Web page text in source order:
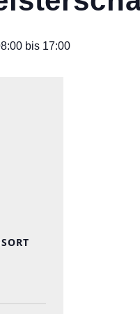
bis 17:00